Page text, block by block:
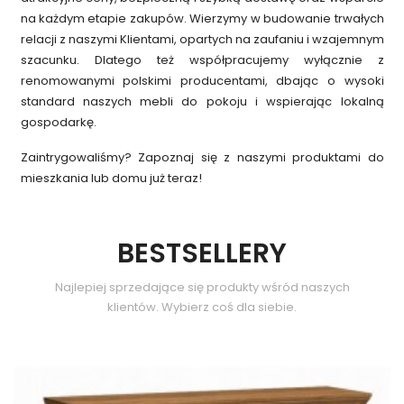
na każdym etapie zakupów. Wierzymy w budowanie trwałych
relacji z naszymi Klientami, opartych na zaufaniu i wzajemnym
szacunku. Dlatego też współpracujemy wyłącznie z
renomowanymi polskimi producentami, dbając o wysoki
standard naszych mebli do pokoju i wspierając lokalną
gospodarkę.
Zaintrygowaliśmy? Zapoznaj się z naszymi produktami do
mieszkania lub domu już teraz!
BESTSELLERY
Najlepiej sprzedające się produkty wśród naszych
klientów. Wybierz coś dla siebie.